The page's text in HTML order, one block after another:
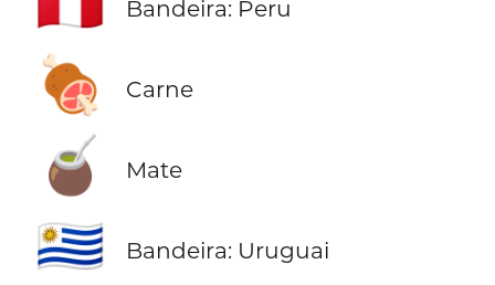
Bandeira: Peru
🍖 Carne
🧉 Mate
🇺🇾 Bandeira: Uruguai